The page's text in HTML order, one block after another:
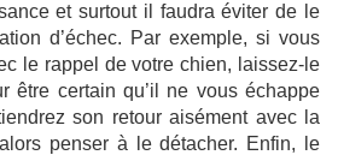
et surtout il faudra éviter de le
d’échec. Par exemple, si vous
le rappel de votre chien, laissez-le
être certain qu’il ne vous échappe
son retour aisément avec la
penser à le détacher. Enfin, le